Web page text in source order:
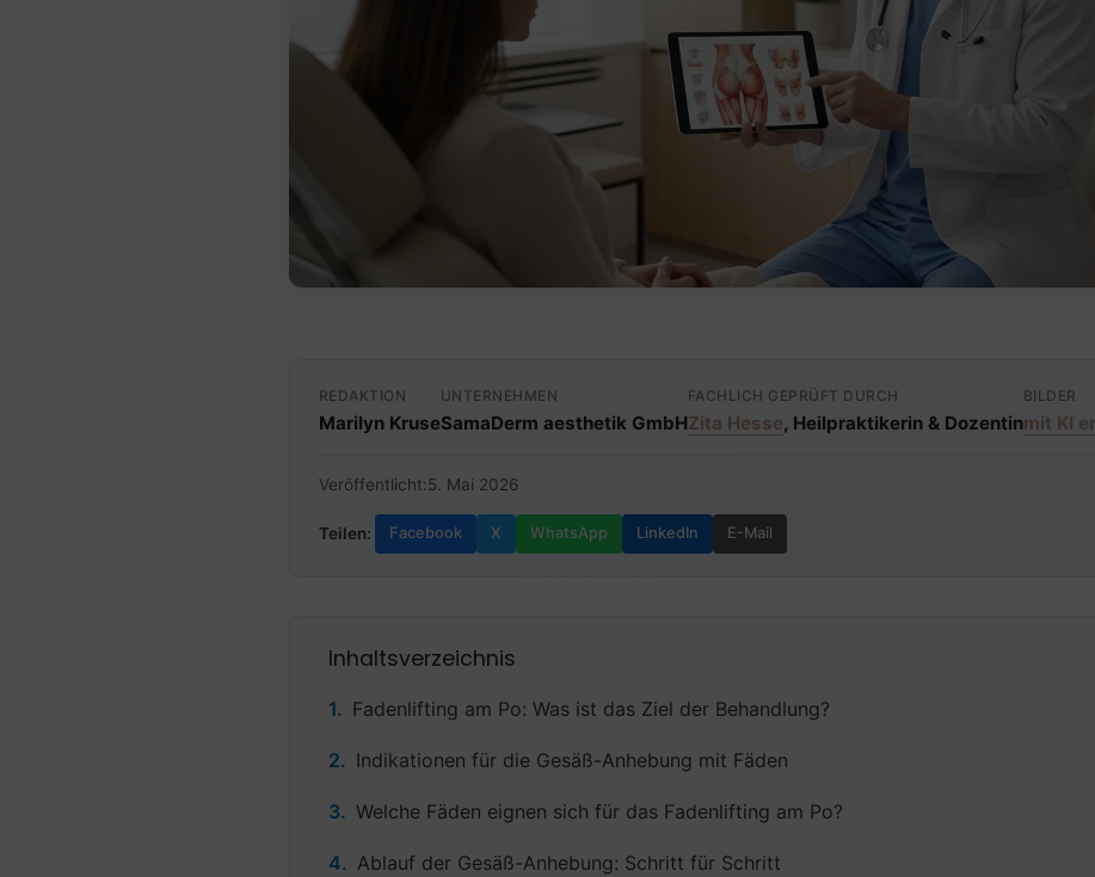
REDAKTION
Marilyn Kruse
UNTERNEHMEN
SamaDerm aesthetik GmbH
FACHLICH GEPRÜFT DURCH
Zita Hesse, Heilpraktikerin & Dozentin
BILDER
mit KI
Veröffentlicht:5. Mai 2026
Teilen: Facebook X WhatsApp LinkedIn E-Mail
Inhaltsverzeichnis
Fadenlifting am Po: Was ist das Ziel der Behandlung?
Indikationen für die Gesäß-Anhebung mit Fäden
Welche Fäden eignen sich für das Fadenlifting am Po?
Ablauf der Gesäß-Anhebung: Schritt für Schritt